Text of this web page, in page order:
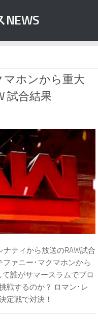
マホンから重大
試合結果
ティから放送のRAW試合
ァニー･マクマホンから
誰がサマースラムでブロ
戦するのか？ ロマン･レ
定戦で対決！